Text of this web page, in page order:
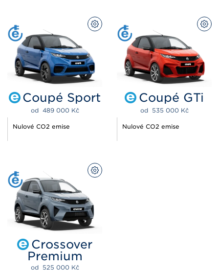
Coupé Sport
od 489 000 Kč
PŘIZPŮSOBIT
Nulové CO2 emise
Coupé GTi
od 535 000 Kč
Nulové CO2 emise
Crossover
Premium
od 525 000 Kč
PŘIZPŮSOBIT